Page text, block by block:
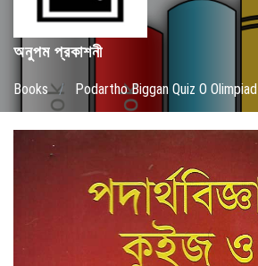
অনুপম প্রকাশনী
Books / Podartho Biggan Quiz O Olimpiad